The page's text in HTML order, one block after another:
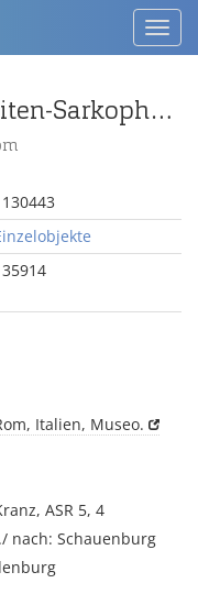
Fragment eines Jahreszeiten-Sarkophags (Vorderseite)
Italien, Museo.
ASR 5, 4
nach: Schauenburg